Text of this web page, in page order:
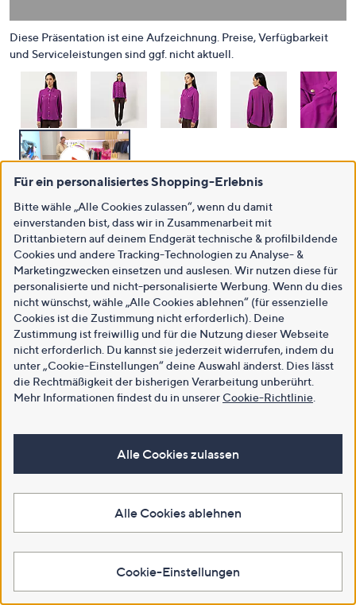
Für ein personalisiertes Shopping-Erlebnis
Bitte wähle „Alle Cookies zulassen“, wenn du damit
einverstanden bist, dass wir in Zusammenarbeit mit
Drittanbietern auf deinem Endgerät technische & profilbildende
Cookies und andere Tracking-Technologien zu Analyse- &
Marketingzwecken einsetzen und auslesen. Wir nutzen diese für
personalisierte und nicht-personalisierte Werbung. Wenn du dies
nicht wünschst, wähle „Alle Cookies ablehnen“ (für essenzielle
Cookies ist die Zustimmung nicht erforderlich). Deine
Zustimmung ist freiwillig und für die Nutzung dieser Webseite
nicht erforderlich. Du kannst sie jederzeit widerrufen, indem du
unter „Cookie-Einstellungen“ deine Auswahl änderst. Dies lässt
die Rechtmäßigkeit der bisherigen Verarbeitung unberührt.
Mehr Informationen findest du in unsererCookie-Richtlinie
Alle Cookies zulassen
Alle Cookies ablehnen
Cookie-Einstellungen